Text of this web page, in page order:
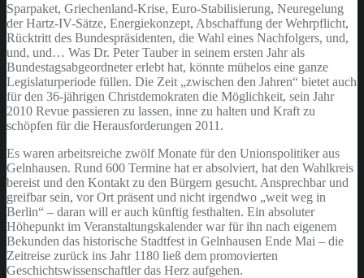
Sparpaket, Griechenland-Krise, Euro-Stabilisierung, Neuregelung
der Hartz-IV-Sätze, Energiekonzept, Abschaffung der Wehrpflicht,
Rücktritt des Bundespräsidenten, die Wahl eines Nachfolgers, und,
und, und… Was Dr. Peter Tauber in seinem ersten Jahr als
Bundestagsabgeordneter erlebt hat, könnte mühelos eine ganze
Legislaturperiode füllen. Die Zeit „zwischen den Jahren“ bietet auch
für den 36-jährigen Christdemokraten die Möglichkeit, sein Jahr
2010 Revue passieren zu lassen, inne zu halten und Kraft zu
schöpfen für die Herausforderungen 2011.
Es waren arbeitsreiche zwölf Monate für den Unionspolitiker aus
Gelnhausen. Rund 600 Termine hat er absolviert, hat den Wahlkreis
bereist und den Kontakt zu den Bürgern gesucht. Ansprechbar und
greifbar sein, vor Ort präsent und nicht irgendwo „weit weg in
Berlin“ – daran will er auch künftig festhalten. Ein absoluter
Höhepunkt im Veranstaltungskalender war für ihn nach eigenem
Bekunden das historische Stadtfest in Gelnhausen Ende Mai – die
Zeitreise zurück ins Jahr 1180 ließ dem promovierten
Geschichtswissenschaftler das Herz aufgehen.